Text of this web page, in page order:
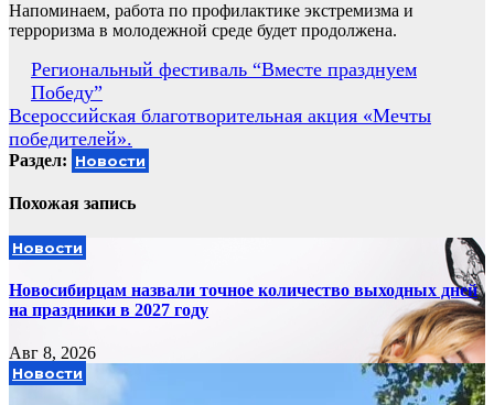
Напоминаем, работа по профилактике экстремизма и
терроризма в молодежной среде будет продолжена.
Навигация
по
записям
Региональный фестиваль “Вместе празднуем
Победу”
Всероссийская благотворительная акция «Мечты
победителей».
Раздел: Новости
Похожая запись
Новости
Новосибирцам назвали точное количество выходных дней
на праздники в 2027 году
Авг 8, 2026
Новости